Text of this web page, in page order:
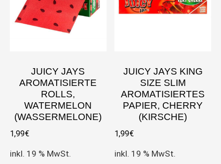
JUICY JAYS
AROMATISIERTE
ROLLS,
WATERMELON
(WASSERMELONE)
1,99€
inkl. 19 % MwSt.
JUICY JAYS KING
SIZE SLIM
AROMATISIERTES
PAPIER, CHERRY
(KIRSCHE)
1,99€
inkl. 19 % MwSt.